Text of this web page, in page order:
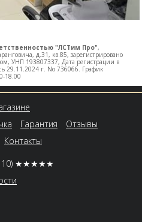
"ЛСТим Про",
д.31, кв.85, зарегистрировано
УНП 193807337, Дата регистрации в
29.11.2024 г. No 736066. График
18.00
Гарантия
Отзывы
Контакты
★★★★★